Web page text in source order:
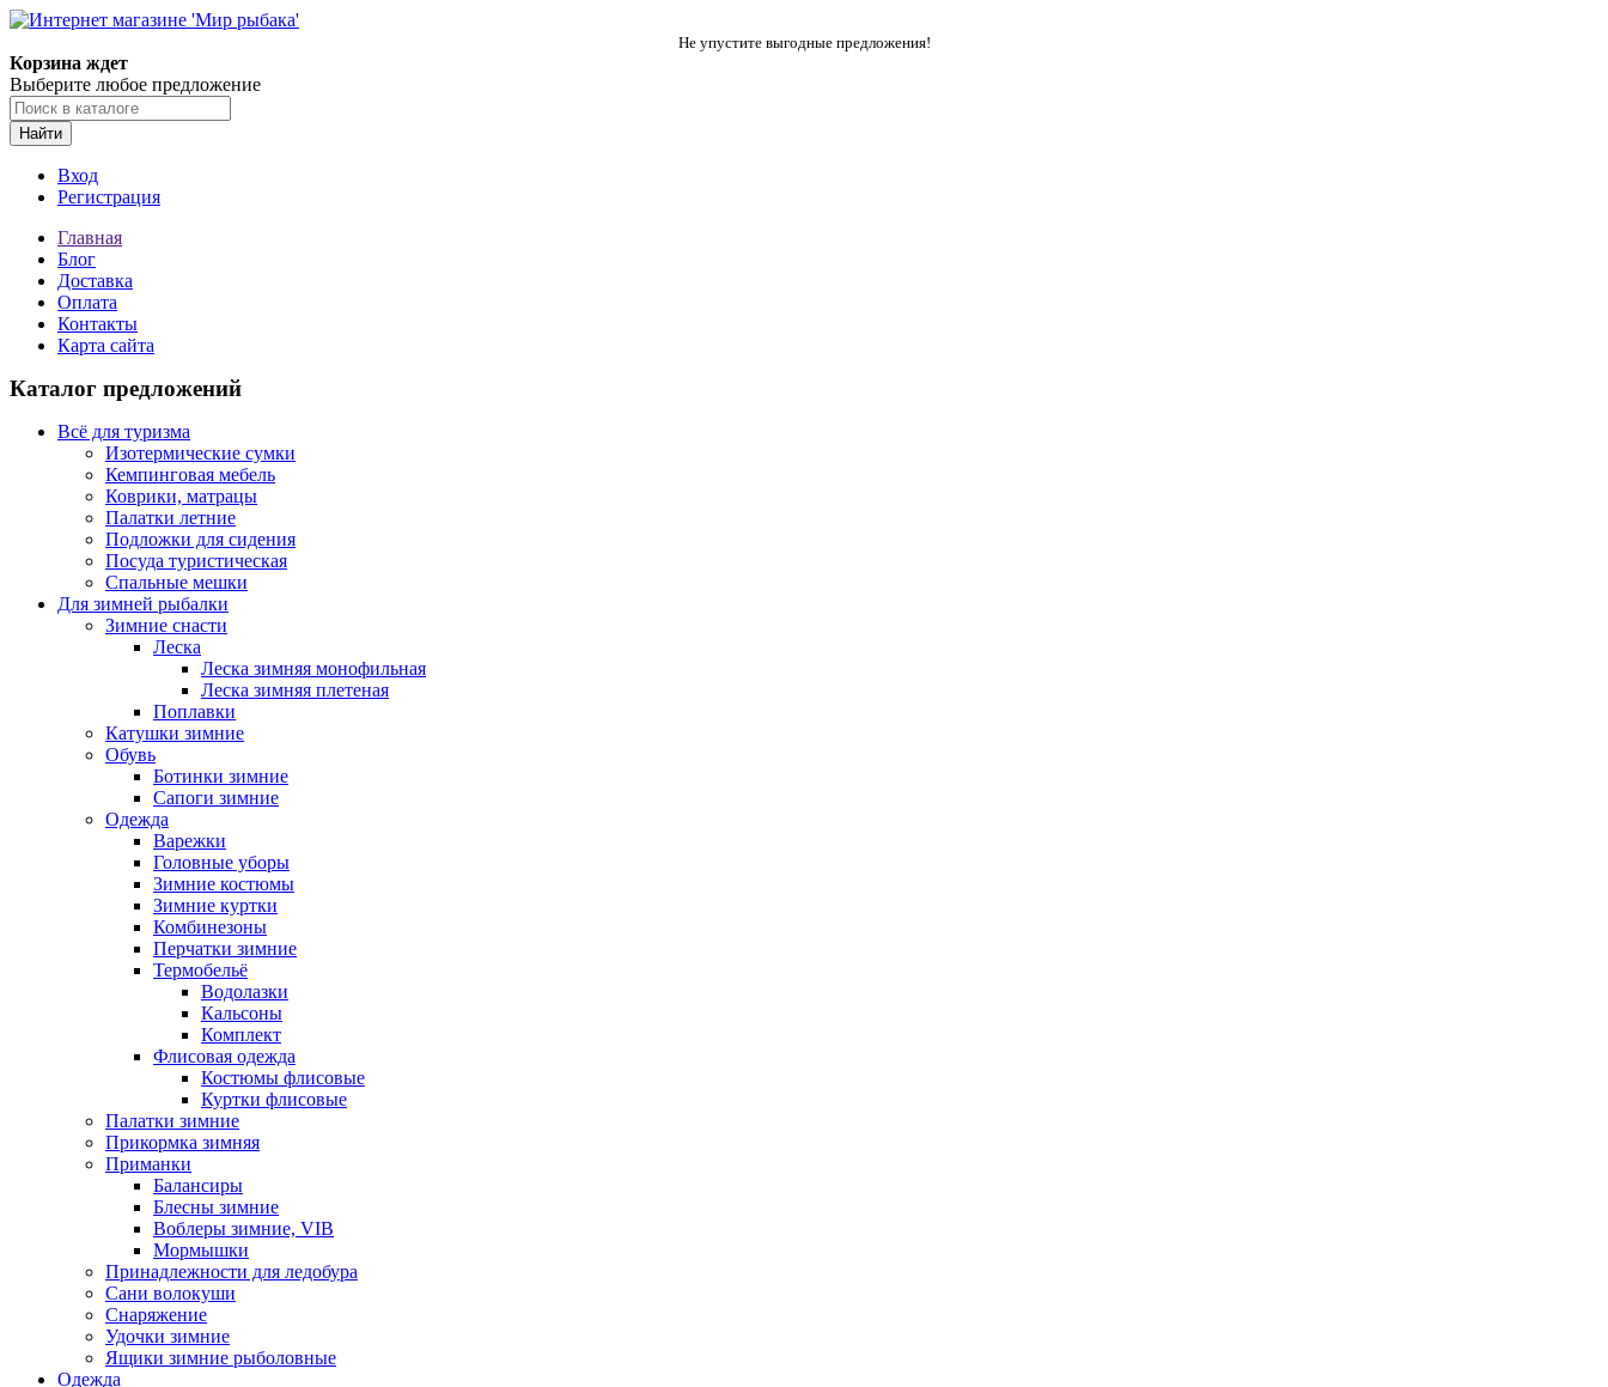
Не упустите выгодные предложения!
Корзина ждет
Выберите любое предложение
Найти
Вход
Регистрация
Главная
Блог
Доставка
Оплата
Контакты
Карта сайта
Каталог предложений
Всё для туризма
Изотермические сумки
Кемпинговая мебель
Коврики, матрацы
Палатки летние
Подложки для сидения
Посуда туристическая
Спальные мешки
Для зимней рыбалки
Зимние снасти
Леска
Леска зимняя монофильная
Леска зимняя плетеная
Поплавки
Катушки зимние
Обувь
Ботинки зимние
Сапоги зимние
Одежда
Варежки
Головные уборы
Зимние костюмы
Зимние куртки
Комбинезоны
Перчатки зимние
Термобельё
Водолазки
Кальсоны
Комплект
Флисовая одежда
Костюмы флисовые
Куртки флисовые
Палатки зимние
Прикормка зимняя
Приманки
Балансиры
Блесны зимние
Воблеры зимние, VIB
Мормышки
Принадлежности для ледобура
Сани волокуши
Снаряжение
Удочки зимние
Ящики зимние рыболовные
Одежда